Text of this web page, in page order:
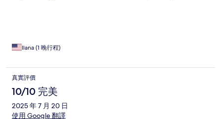
Ilana (1 晚行程)
真實評價
10/10 完美
2025 年 7 月 20 日
使用 Google 翻譯